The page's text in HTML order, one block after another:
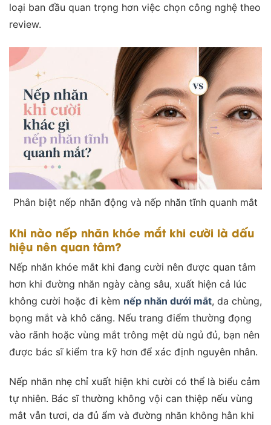
loại ban đầu quan trọng hơn việc chọn công nghệ theo
review.
Phân biệt nếp nhăn động và nếp nhăn tĩnh quanh mắt
Khi nào nếp nhăn khóe mắt khi cười là dấu
hiệu nên quan tâm?
Nếp nhăn khóe mắt khi đang cười nên được quan tâm
hơn khi đường nhăn ngày càng sâu, xuất hiện cả lúc
không cười hoặc đi kèm nếp nhăn dưới mắt, da chùng,
bọng mắt và khô căng. Nếu trang điểm thường đọng
vào rãnh hoặc vùng mắt trông mệt dù ngủ đủ, bạn nên
được bác sĩ kiểm tra kỹ hơn để xác định nguyên nhân.
Nếp nhăn nhẹ chỉ xuất hiện khi cười có thể là biểu cảm
tự nhiên. Bác sĩ thường không vội can thiệp nếu vùng
mắt vẫn tươi, da đủ ẩm và đường nhăn không hằn khi